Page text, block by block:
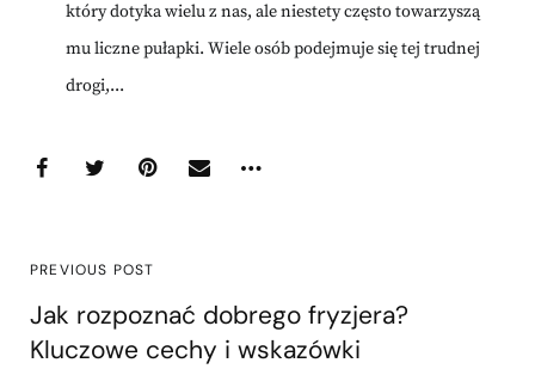
który dotyka wielu z nas, ale niestety często towarzyszą
mu liczne pułapki. Wiele osób podejmuje się tej trudnej
drogi,...
PREVIOUS POST
Jak rozpoznać dobrego fryzjera?
Kluczowe cechy i wskazówki